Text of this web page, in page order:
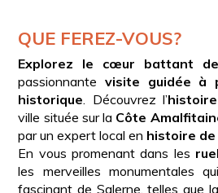
QUE FEREZ-VOUS?
Explorez le cœur battant
passionnante visite guidée à
historique . Découvrez l’
ville située sur la Côte
par un expert local en histoire
En vous promenant dans les
les merveilles monumentales
fascinant de Salerne, telles que la